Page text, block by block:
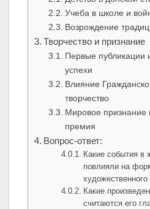
Учеба в школе и
Возрождение
Творчество и признание
Первые публикации
успехи
Влияние
творчество
Мировое признание
премия
Вопрос-ответ:
Какие события в
повлияли на
Какие
считаются его